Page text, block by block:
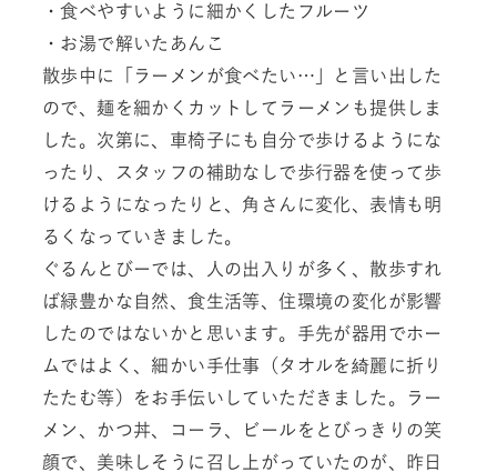
・食べやすいように細かくしたフルーツ
・お湯で解いたあんこ
散歩中に「ラーメンが食べたい…」と言い出した
ので、麺を細かくカットしてラーメンも提供しま
した。次第に、車椅子にも自分で歩けるようにな
ったり、スタッフの補助なしで歩行器を使って歩
けるようになったりと、角さんに変化、表情も明
るくなっていきました。
ぐるんとびーでは、人の出入りが多く、散歩すれ
ば緑豊かな自然、食生活等、住環境の変化が影響
したのではないかと思います。手先が器用でホー
ムではよく、細かい手仕事（タオルを綺麗に折り
たたむ等）をお手伝いしていただきました。ラー
メン、かつ丼、コーラ、ビールをとびっきりの笑
顔で、美味しそうに召し上がっていたのが、昨日